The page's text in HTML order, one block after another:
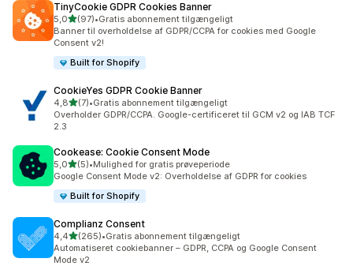
TinyCookie GDPR Cookies Banner
5,0ud af 5 stjerner
(97)
97 anmeldelser i alt
•Gratis abonnement tilgængeligt
Banner til overholdelse af GDPR/CCPA for cookies med Google
Consent v2!
Built for Shopify
CookieYes GDPR Cookie Banner
4,8ud af 5 stjerner
(7)
7 anmeldelser i alt
•Gratis abonnement tilgængeligt
Overholder GDPR/CCPA. Google-certificeret til GCM v2 og IAB TCF
2.3
Cookease: Cookie Consent Mode
5,0ud af 5 stjerner
(5)
5 anmeldelser i alt
•Mulighed for gratis prøveperiode
Google Consent Mode v2: Overholdelse af GDPR for cookies
Built for Shopify
Complianz Consent
4,4ud af 5 stjerner
(265)
265 anmeldelser i alt
•Gratis abonnement tilgængeligt
Automatiseret cookiebanner – GDPR, CCPA og Google Consent
Mode v2